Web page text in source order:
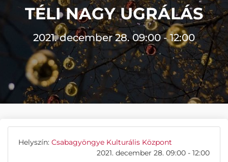
TÉLI NAGY UGRÁLÁS
2021. december 28. 09:00 - 12:00
Helyszín: Csabagyöngye Kulturális Központ
2021. december 28. 09:00 - 12:00